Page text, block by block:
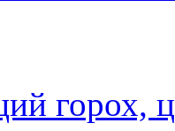
горох,